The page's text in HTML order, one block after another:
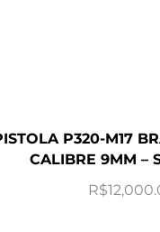
P320-M17
CALIBRE 9MM –
R$